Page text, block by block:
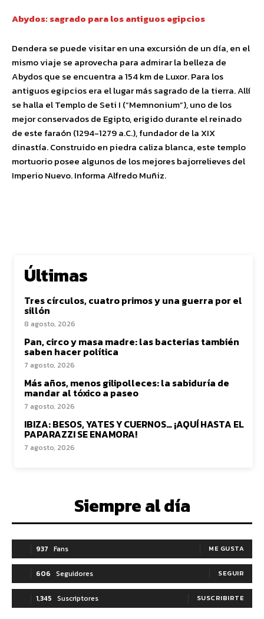
Abydos: sagrado para los antiguos egipcios
Dendera se puede visitar en una excursión de un día, en el
mismo viaje se aprovecha para admirar la belleza de
Abydos que se encuentra a 154 km de Luxor. Para los
antiguos egipcios era el lugar más sagrado de la tierra. Allí
se halla el Templo de Seti I (“Memnonium”), uno de los
mejor conservados de Egipto, erigido durante el reinado
de este faraón (1294-1279 a.C.), fundador de la XIX
dinastía. Construido en piedra caliza blanca, este templo
mortuorio posee algunos de los mejores bajorrelieves del
Imperio Nuevo. Informa Alfredo Muñiz.
Últimas
Tres círculos, cuatro primos y una guerra por el
sillón
8 agosto, 2026
Pan, circo y masa madre: las bacterias también
saben hacer política
7 agosto, 2026
Más años, menos gilipolleces: la sabiduría de
mandar al tóxico a paseo
7 agosto, 2026
IBIZA: BESOS, YATES Y CUERNOS… ¡AQUÍ HASTA EL
PAPARAZZI SE ENAMORA!
7 agosto, 2026
Siempre al día
937 Fans ME GUSTA
606 Seguidores SEGUIR
1,345 Suscriptores SUSCRIBIRTE